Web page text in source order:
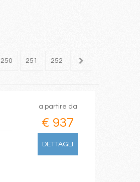
250 251 252 253
a partire da
€ 937
DETTAGLI